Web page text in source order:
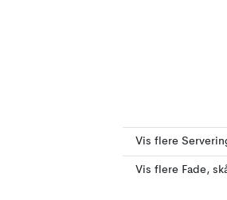
Vis flere
Vis flere Fade,